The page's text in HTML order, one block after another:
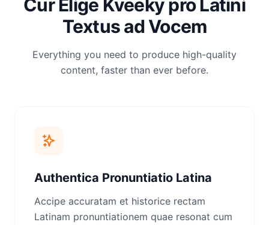
Cur Elige Kveeky pro Latini
Textus ad Vocem
Everything you need to produce high-quality
content, faster than ever before.
Authentica Pronuntiatio Latina
Accipe accuratam et historice rectam
Latinam pronuntiationem quae resonat cum